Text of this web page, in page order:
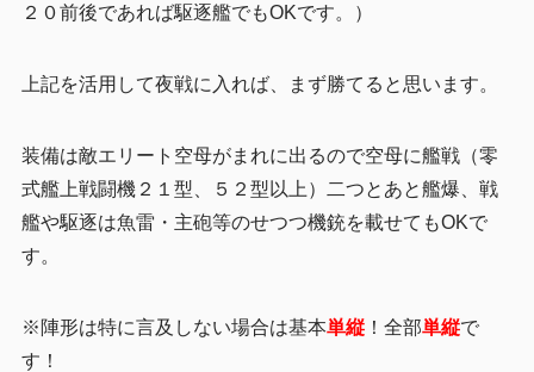
２０前後であれば駆逐艦でもOKです。）
上記を活用して夜戦に入れば、まず勝てると思います。
装備は敵エリート空母がまれに出るので空母に艦戦（零
式艦上戦闘機２１型、５２型以上）二つとあと艦爆、戦
艦や駆逐は魚雷・主砲等のせつつ機銃を載せてもOKで
す。
※陣形は特に言及しない場合は基本単縦！全部単縦で
す！